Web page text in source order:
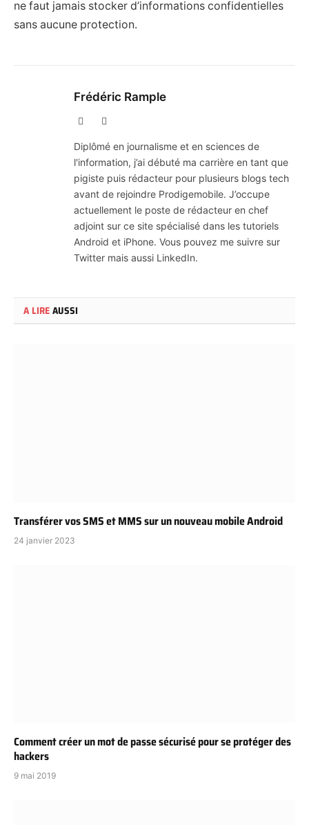
ne faut jamais stocker d’informations confidentielles
sans aucune protection.
Frédéric Rample
Diplômé en journalisme et en sciences de
l'information, j’ai débuté ma carrière en tant que
pigiste puis rédacteur pour plusieurs blogs tech
avant de rejoindre Prodigemobile. J’occupe
actuellement le poste de rédacteur en chef
adjoint sur ce site spécialisé dans les tutoriels
Android et iPhone. Vous pouvez me suivre sur
Twitter mais aussi LinkedIn.
A LIREAUSSI
Transférer vos SMS et MMS sur un nouveau mobile Android
24 janvier 2023
Comment créer un mot de passe sécurisé pour se protéger des
hackers
9 mai 2019